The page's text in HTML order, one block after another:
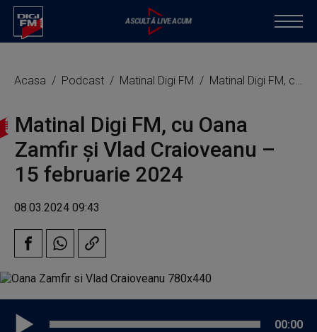
Acasa Podcast Matinal Digi FM Matinal Digi FM, cu Oana Zamfir și Vlad Craioveanu – 15 februarie 2024
Matinal Digi FM, cu Oana
Zamfir și Vlad Craioveanu –
15 februarie 2024
08.03.2024 09:43
00:00